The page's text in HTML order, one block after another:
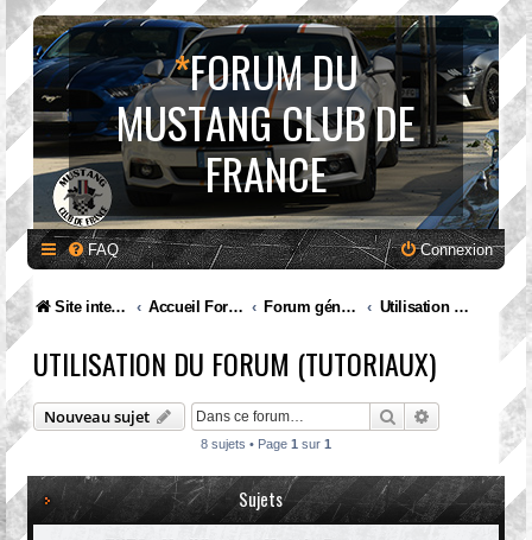
*FORUM DU
MUSTANG CLUB DE
FRANCE
FAQ Connexion
Site internet MCF Accueil Forum Forum général Utilisation du forum (tutoriaux)
UTILISATION DU FORUM (TUTORIAUX)
Nouveau sujet RechercherRecherche
8 sujets • Page 1 sur 1
Sujets